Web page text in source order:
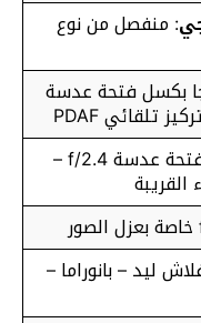
: منفصل من نوع
13 ميجا بكسل فتحة عدسة
: 2 ميجا بكسل ذات فتحة عدسة f/2.4 –
القريبة
ليد – بانوراما –